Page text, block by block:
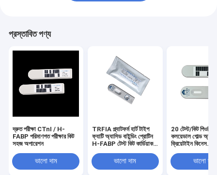
প্রস্তাবিত পণ্য
দ্রুত পরীক্ষা CTnI / H-
FABP পরিমাণগত পরীক্ষার কিট
সহজ অপারেশন
ভালো দাম
TRFIA প্ল্যাটফর্ম হার্ট টাইপ
ফ্যাটি অ্যাসিড বাইন্ডিং প্রোটিন
H-FABP টেস্ট কিট কার্ডিয়াক
ভালো দাম
20 টেস্ট/কিট পিওসি
কলয়েডাল গোল্ড
ক্রিয়েটাইন কিনেস
ভালো দাম